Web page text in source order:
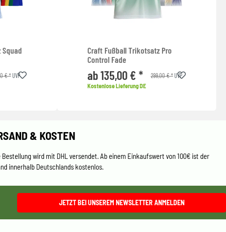
€ *UVP
Craft Fußball Trikotsatz Pro
Control Fade
ab 135,00 € * 299,00 € *UVP
Kostenlose Lieferung DE
& KOSTEN
Bestellung wird mit DHL versendet. Ab einem Einkaufswert von 100€ ist der
innerhalb Deutschlands kostenlos.
JETZT BEI UNSEREM NEWSLETTER ANMELDEN